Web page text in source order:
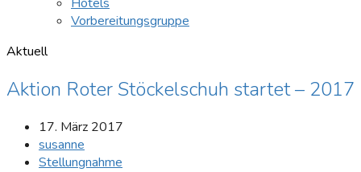
Vorbereitungsgruppe
Aktuell
Aktion Roter Stöckelschuh startet – 2017
17. März 2017
susanne
Stellungnahme